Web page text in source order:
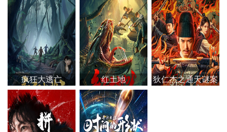
疯狂大逃亡 红土地 狄仁杰之通天谜案